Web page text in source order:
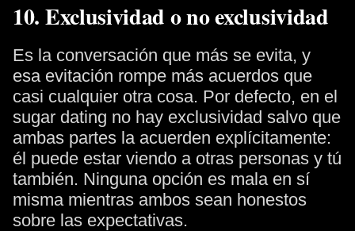
10. Exclusividad o no exclusividad
Es la conversación que más se evita, y
esa evitación rompe más acuerdos que
casi cualquier otra cosa. Por defecto, en el
sugar dating no hay exclusividad salvo que
ambas partes la acuerden explícitamente:
él puede estar viendo a otras personas y tú
también. Ninguna opción es mala en sí
misma mientras ambos sean honestos
sobre las expectativas.